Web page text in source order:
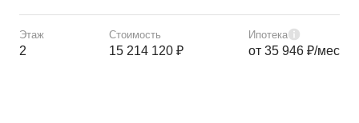
Этаж
2
Стоимость
15 214 120 ₽
Ипотека
от 35 946 ₽/мес